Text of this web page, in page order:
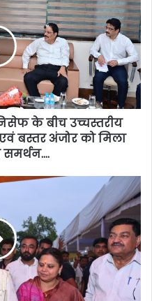
के बीच उच्चस्तरीय
बस्तर अंजोर को मिला
समर्थन….